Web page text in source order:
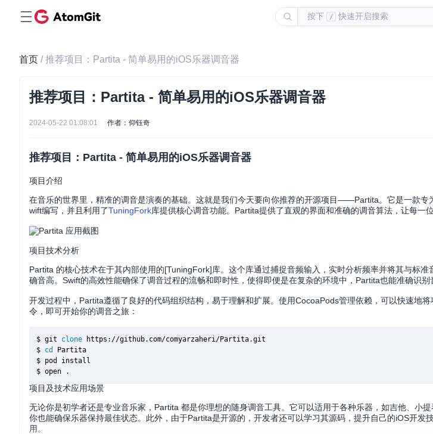
按下 / 快速开启搜索
首页 / 推荐项目：Partita - 简单易用的iOS乐器调音器
推荐项目：Partita - 简单易用的iOS乐器调音器
2024-05-22 01:08:01 作者：仰钰奇
推荐项目：Partita - 简单易用的iOS乐器调音器
项目介绍
在音乐的世界里，精准的调音是演奏的基础。这就是我们今天要向你推荐的开源项目——Partita。它是一款专
wift编写，并且利用了TuningFork库提供核心调音功能。Partita提供了直观的界面和准确的调音算法，让每一
项目技术分析
Partita 的核心技术在于其内部使用的[TuningFork]库。这个库通过捕捉音频输入，实时分析频率并将其与标
确音高。Swift的高效性能确保了调音过程的流畅和即时性，使得即便是在复杂的环境中，Partita也能准确识别
开发过程中，Partita遵循了良好的代码组织结构，易于理解和扩展。使用CocoaPods管理依赖，可以快速地
令，即可开始你的调音之旅：
$ git clone https://github.com/comyarzaheri/Partita.git
$ cd
Partita
$ pod install
项目及技术应用场景
无论你是初学者还是专业音乐家，Partita 都是你理想的随身调音工具。它可以适用于各种乐器，如吉他、小
你也能确保乐器保持最佳状态。此外，由于Partita是开源的，开发者还可以学习其源码，提升自己的iOS开发
用。